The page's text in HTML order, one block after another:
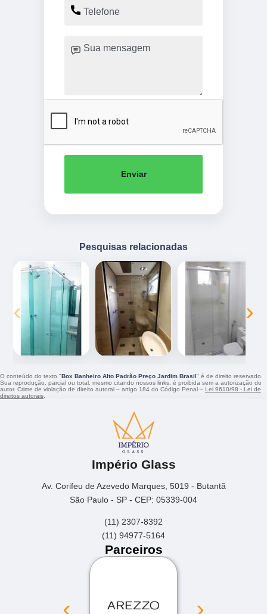
Enviar
Pesquisas relacionadas
‹ ›
O conteúdo do texto "Box Banheiro Alto Padrão Preço Jardim Brasil" é de direito reservado.
Sua reprodução, parcial ou total, mesmo citando nossos links, é proibida sem a autorização do
autor. Crime de violação de direito autoral – artigo 184 do Código Penal – Lei 9610/98 - Lei de
direitos autorais
Império Glass
Av. Corifeu de Azevedo Marques, 5019 - Butantã
São Paulo - SP - CEP: 05339-004
(11) 2307-8392
(11) 94977-5164
Parceiros
‹ ›